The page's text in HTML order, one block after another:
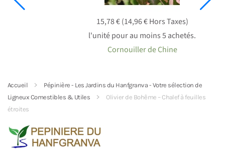
15,78 € (14,96 € Hors Taxes)
l'unité pour au moins 5 achetés.
Cornouiller de Chine
Accueil
Pépinière - Les Jardins du Hanfgranva - Votre sélection de
Ligneux Comestibles & Utiles
Olivier de Bohême – Chalef à feuilles
étroites